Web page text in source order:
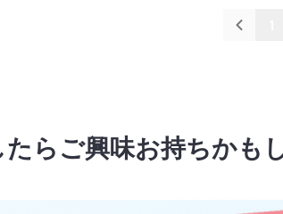
たらご興味お持ちかも